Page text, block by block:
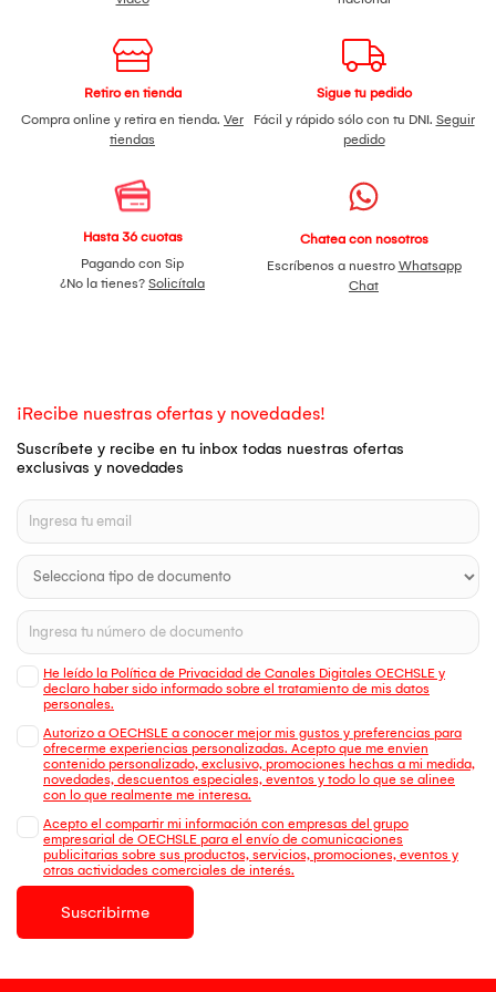
Retiro en tienda
Compra online y retira en tienda. Ver
tiendas
Sigue tu pedido
Fácil y rápido sólo con tu DNI. Seguir
pedido
Hasta 36 cuotas
Pagando con Sip
¿No la tienes? Solicítala
Chatea con nosotros
Escríbenos a nuestro Whatsapp
Chat
¡Recibe nuestras ofertas y novedades!
Suscríbete y recibe en tu inbox todas nuestras ofertas
exclusivas y novedades
He leído la Política de Privacidad de Canales Digitales OECHSLE y
declaro haber sido informado sobre el tratamiento de mis datos
personales.
Autorizo a OECHSLE a conocer mejor mis gustos y preferencias para
ofrecerme experiencias personalizadas. Acepto que me envien
contenido personalizado, exclusivo, promociones hechas a mi medida,
novedades, descuentos especiales, eventos y todo lo que se alinee
con lo que realmente me interesa.
Acepto el compartir mi información con empresas del grupo
empresarial de OECHSLE para el envío de comunicaciones
publicitarias sobre sus productos, servicios, promociones, eventos y
otras actividades comerciales de interés.
Suscribirme